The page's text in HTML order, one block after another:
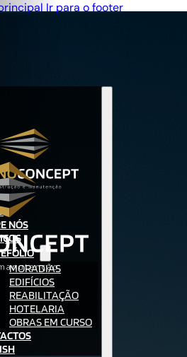
Ir para o footer
NÓS
MORADIAS
EDIFÍCIOS
REABILITAÇÃO
HOTELARIA
OBRAS EM CURSO